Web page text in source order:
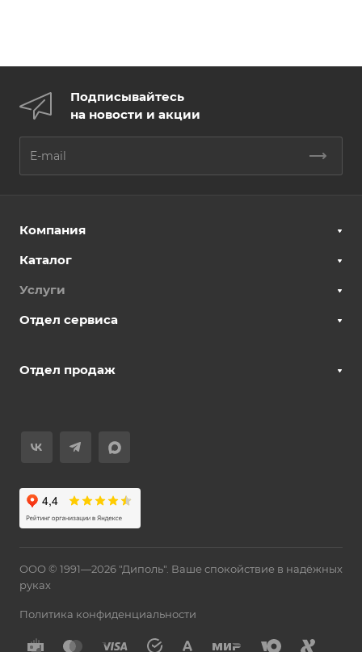
Подписывайтесь
на новости и акции
Компания
Каталог
Услуги
Отдел сервиса
Отдел продаж
ООО © 1991—2026 "Диполь". Ваше спокойствие в надёжных
руках
Политика конфиденциальности